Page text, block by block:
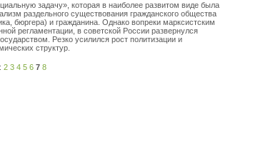
задачу», которая в наиболее развитом виде была
раздельного существования гражданского общества
бюргера) и гражданина. Однако вопреки марксистским
регламентации, в советской России развернулся
Резко усилился рост политизации и
структур.
2 3 4 5 6 7 8